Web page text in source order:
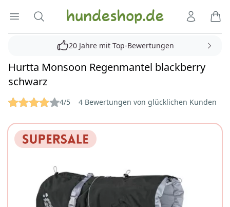
Menü öffnen
Suche Hundeshop.de
20 Jahre mit Top-Bewertungen
Hurtta Monsoon Regenmantel blackberry
schwarz
Reviews 4/5 4 Bewertungen von glücklichen Kunden
Bilder